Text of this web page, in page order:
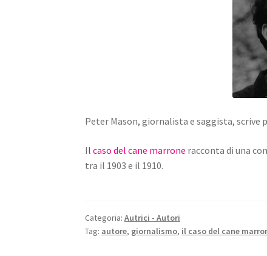
Peter Mason, giornalista e saggista, scrive
Il caso del cane marrone racconta di una
tra il 1903 e il 1910.
Categoria:Autrici - Autori
Tag: autore, giornalismo, il caso del cane